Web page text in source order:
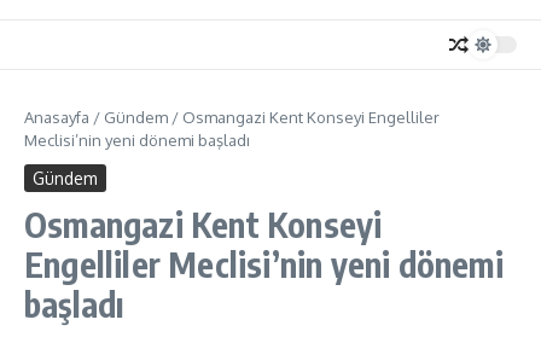
Anasayfa / Gündem / Osmangazi Kent Konseyi Engelliler
Meclisi’nin yeni dönemi başladı
Gündem
Osmangazi Kent Konseyi
Engelliler Meclisi’nin yeni dönemi
başladı